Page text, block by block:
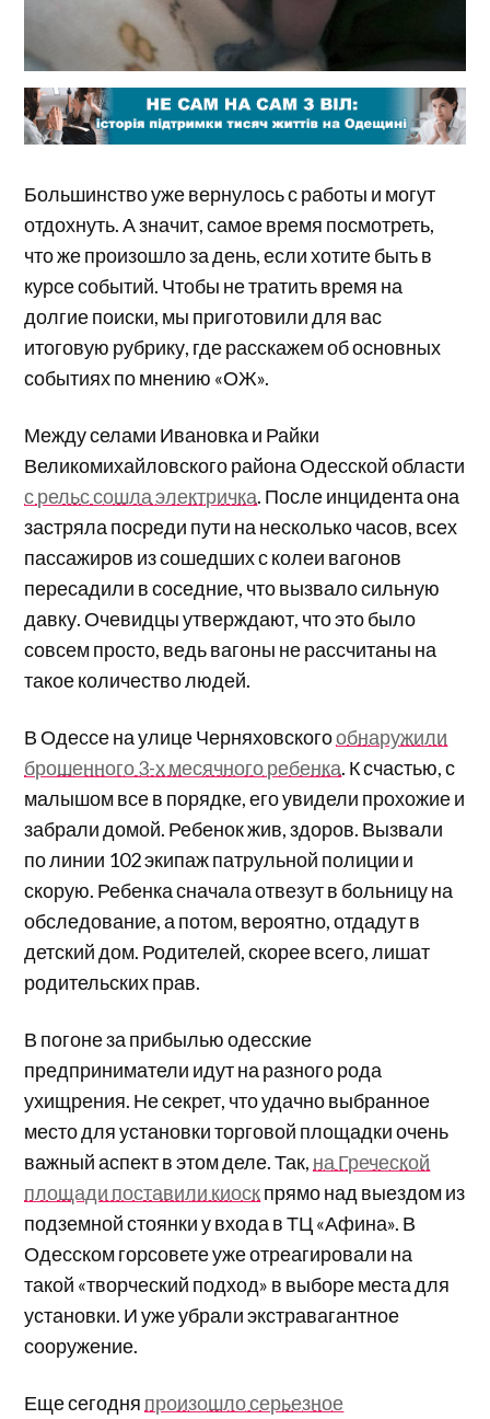
Большинство уже вернулось с работы и могут
отдохнуть. А значит, самое время посмотреть,
что же произошло за день, если хотите быть в
курсе событий. Чтобы не тратить время на
долгие поиски, мы приготовили для вас
итоговую рубрику, где расскажем об основных
событиях по мнению «ОЖ».
Между селами Ивановка и Райки
Великомихайловского района Одесской области
с рельс сошла электричка. После инцидента она
застряла посреди пути на несколько часов, всех
пассажиров из сошедших с колеи вагонов
пересадили в соседние, что вызвало сильную
давку. Очевидцы утверждают, что это было
совсем просто, ведь вагоны не рассчитаны на
такое количество людей.
В Одессе на улице Черняховскогообнаружили
брошенного 3-х месячного ребенка. К счастью, с
малышом все в порядке, его увидели прохожие и
забрали домой. Ребенок жив, здоров. Вызвали
по линии 102 экипаж патрульной полиции и
скорую. Ребенка сначала отвезут в больницу на
обследование, а потом, вероятно, отдадут в
детский дом. Родителей, скорее всего, лишат
родительских прав.
В погоне за прибылью одесские
предприниматели идут на разного рода
ухищрения. Не секрет, что удачно выбранное
место для установки торговой площадки очень
важный аспект в этом деле. Так, на Греческой
площади поставили киоскпрямо над выездом из
подземной стоянки у входа в ТЦ «Афина». В
Одесском горсовете уже отреагировали на
такой «творческий подход» в выборе места для
установки. И уже убрали экстравагантное
сооружение.
Еще сегодня произошло серьезное